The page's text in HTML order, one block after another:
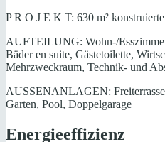
P R O J E K T: 630 m²
AUFTEILUNG: Wohn-/
Bäder en suite, Gästetoilette,
Mehrzweckraum, Technik- und
AUSSENANLAGEN:
Garten, Pool, Doppelgarage
Energieeffizienz